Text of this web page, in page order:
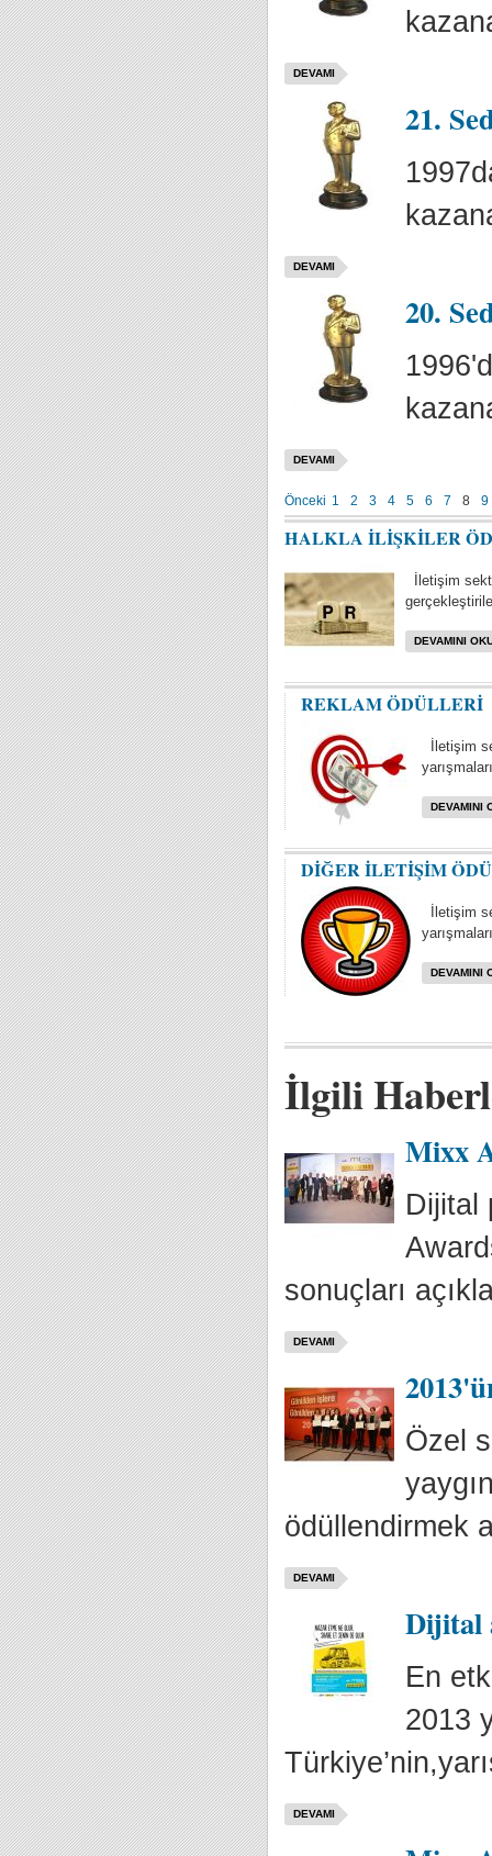
DEVAMI
21.
DEVAMI
20.
DEVAMI
Önceki 1 2 3 4 5 6 7 8 9
HALKLA İLİŞKİLER
İletişim
DEVAMINI
REKLAM ÖDÜLLERİ
İletişim
DEVAMINI
DİĞER İLETİŞİM
İletişim
DEVAMINI
İlgili
Mixx
Dijital
sonuçları
DEVAMI
Özel
ödüllendirmek
DEVAMI
Dijital
En
2013
DEVAMI